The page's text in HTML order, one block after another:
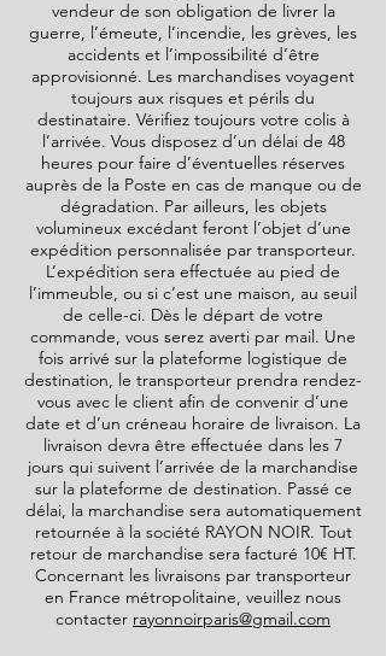
vendeur de son obligation de livrer la
guerre, l’émeute, l’incendie, les grèves, les
accidents et l’impossibilité d’être
approvisionné. Les marchandises voyagent
toujours aux risques et périls du
destinataire. Vérifiez toujours votre colis à
l’arrivée. Vous disposez d’un délai de 48
heures pour faire d’éventuelles réserves
auprès de la Poste en cas de manque ou de
dégradation. Par ailleurs, les objets
volumineux excédant feront l’objet d’une
expédition personnalisée par transporteur.
L’expédition sera effectuée au pied de
l’immeuble, ou si c’est une maison, au seuil
de celle-ci. Dès le départ de votre
commande, vous serez averti par mail. Une
fois arrivé sur la plateforme logistique de
destination, le transporteur prendra rendez-
vous avec le client afin de convenir d’une
date et d’un créneau horaire de livraison. La
livraison devra être effectuée dans les 7
jours qui suivent l’arrivée de la marchandise
sur la plateforme de destination. Passé ce
délai, la marchandise sera automatiquement
retournée à la société RAYON NOIR. Tout
retour de marchandise sera facturé 10€ HT.
Concernant les livraisons par transporteur
en France métropolitaine, veuillez nous
contacter rayonnoirparis@gmail.com